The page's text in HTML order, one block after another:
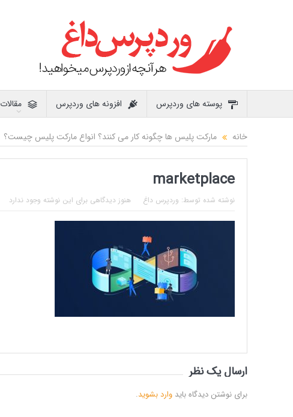
پوسته های وردپرس افزونه های وردپرس مقالات
خانه مارکت پلیس ها چگونه کار می کنند؟ انواع مارکت پلیس چیست؟
marketplace
نوشته شده توسط: وردپرس داغ هنوز دیدگاهی برای این نوشته وجود ندارد
ارسال یک نظر
برای نوشتن دیدگاه بایدوارد بشوید.